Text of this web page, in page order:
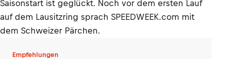
Saisonstart ist geglückt. Noch vor dem ersten Lauf
auf dem Lausitzring sprach SPEEDWEEK.com mit
dem Schweizer Pärchen.
Empfehlungen